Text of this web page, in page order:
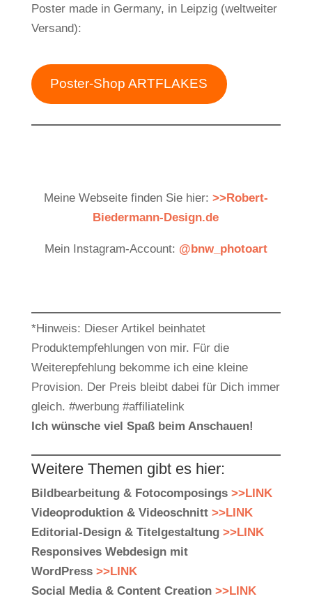
Poster made in Germany, in Leipzig (weltweiter
Versand):
Poster-Shop ARTFLAKES
Meine Webseite finden Sie hier: >>Robert-
Biedermann-Design.de
Mein Instagram-Account: @bnw_photoart
*Hinweis: Dieser Artikel beinhatet
Produktempfehlungen von mir. Für die
Weiterepfehlung bekomme ich eine kleine
Provision. Der Preis bleibt dabei für Dich immer
gleich. #werbung #affiliatelink
Ich wünsche viel Spaß beim Anschauen!
Weitere Themen gibt es hier:
Bildbearbeitung & Fotocomposings >>LINK
Videoproduktion & Videoschnitt >>LINK
Editorial-Design & Titelgestaltung >>LINK
Responsives Webdesign mit
WordPress >>LINK
Social Media & Content Creation >>LINK